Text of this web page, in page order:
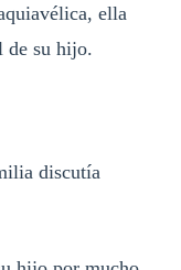
ella
de su hijo.
discutía